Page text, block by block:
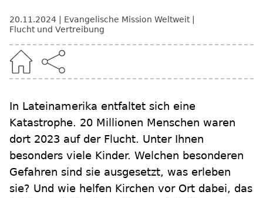
20.11.2024
Evangelische Mission Weltweit
Flucht und Vertreibung
In Lateinamerika entfaltet sich eine
Katastrophe. 20 Millionen Menschen waren
dort 2023 auf der Flucht. Unter Ihnen
besonders viele Kinder. Welchen besonderen
Gefahren sind sie ausgesetzt, was erleben
sie? Und wie helfen Kirchen vor Ort dabei, das